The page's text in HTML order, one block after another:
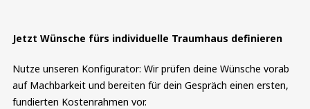
Jetzt Wünsche fürs individuelle Traumhaus definieren
Nutze unseren Konfigurator: Wir prüfen deine Wünsche vorab
auf Machbarkeit und bereiten für dein Gespräch einen ersten,
fundierten Kostenrahmen vor.